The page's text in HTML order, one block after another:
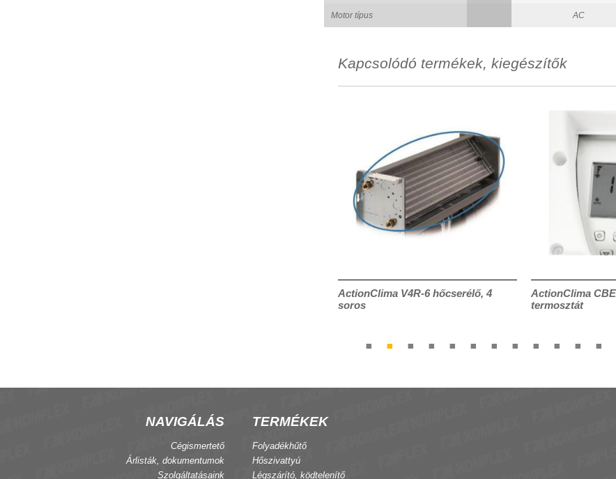
Motor típus AC
Kapcsolódó termékek, kiegészítők
ActionClima V4R-6 hőcserélő, 4
soros
ActionClima
termosztát
NAVIGÁLÁS
Cégismertető
Árlisták, dokumentumok
Szolgáltatásaink
TERMÉKEK
Folyadékhűtő
Hőszivattyú
Légszárító, ködtelenítő